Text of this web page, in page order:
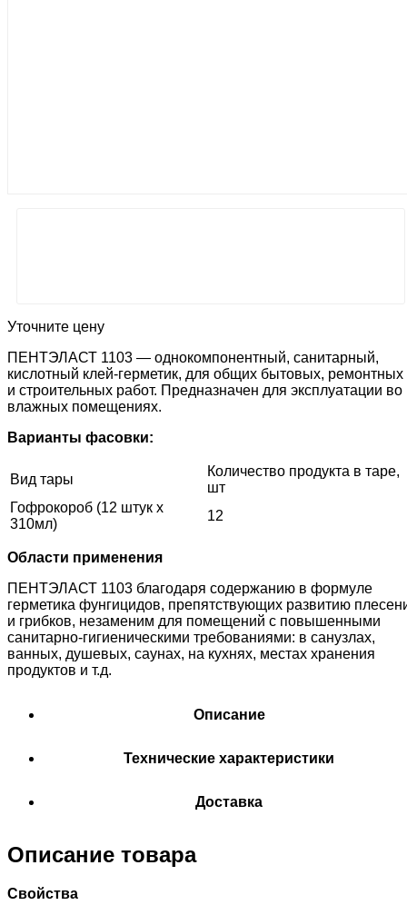
Уточните цену
ПЕНТЭЛАСТ 1103 — однокомпонентный, санитарный,
кислотный клей-герметик, для общих бытовых, ремонтных
и строительных работ. Предназначен для эксплуатации во
влажных помещениях.
Варианты фасовки:
Вид тары
Количество продукта в таре,
шт
Гофрокороб (12 штук х
310мл)
12
Области применения
ПЕНТЭЛАСТ 1103 благодаря содержанию в формуле
герметика фунгицидов, препятствующих развитию
и грибков, незаменим для помещений с повышенными
санитарно-гигиеническими требованиями: в санузлах,
ванных, душевых, саунах, на кухнях, местах хранения
продуктов и т.д.
Описание
Технические характеристики
Доставка
Описание товара
Свойства